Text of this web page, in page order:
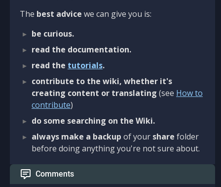
The best advice we can give you is:
be curious.
read the documentation.
read the tutorials.
contribute to the wiki, whether it's
creating content or translating (see How to
contribute)
do some searching on the Wiki.
always make a backup of your share folder
before doing anything you're not sure about.
Comments